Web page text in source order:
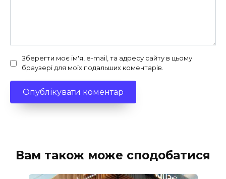
Зберегти моє ім'я, e-mail, та адресу сайту в цьому
браузері для моїх подальших коментарів.
Вам також може сподобатися